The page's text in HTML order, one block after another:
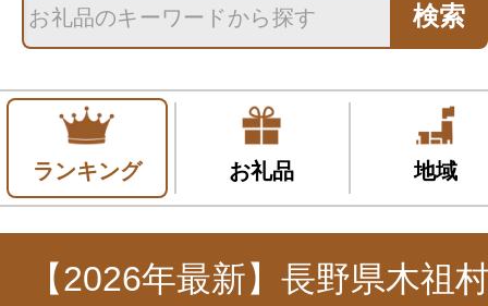
検索
ランキング お礼品 地域
【2026年最新】長野県木祖